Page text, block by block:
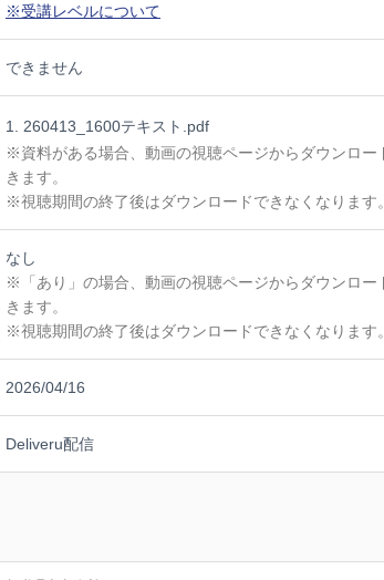
は疲弊しやすいのか（20分）
ク
士が消耗する理由を「構造」で整理）
ポジションとは（25分）
り方（「やらないこと」を明確化）
デルの全体像（35分）
業務
（20分）
設計
分）
ョン（ワーク5分）
ない」ための判断軸
めの場の紹介
※受講レベルについて
できません
260413_1600テキスト.pdf
※資料がある場合、動画の視聴ページからダウンロー
きます。
※視聴期間の終了後はダウンロードできなくなります。
なし
※「あり」の場合、動画の視聴ページからダウンロー
きます。
※視聴期間の終了後はダウンロードできなくなります。
2026/04/16
Deliveru配信